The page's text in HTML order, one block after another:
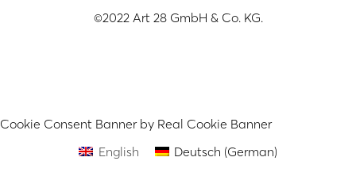
©2022 Art 28 GmbH & Co. KG.
Cookie Consent Banner by Real Cookie Banner
English
Deutsch (German)